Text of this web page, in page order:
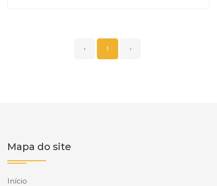
‹ 1 ›
Mapa do site
Início